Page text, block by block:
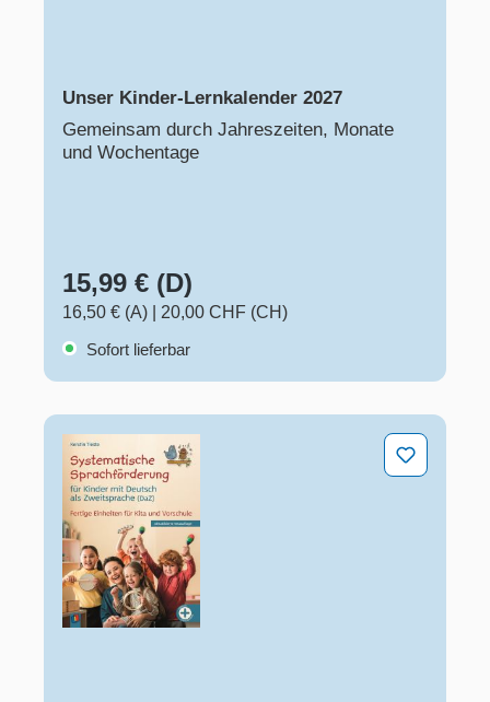
Unser Kinder-Lernkalender 2027
Gemeinsam durch Jahreszeiten, Monate
und Wochentage
15,99 € (D)
16,50 € (A)
20,00 CHF (CH)
Sofort lieferbar
Systematische Sprachförderung für Kinder ​mit